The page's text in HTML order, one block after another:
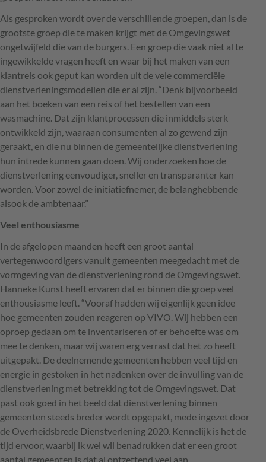
Als gesproken wordt over de verschillende groepen, dan is de
grootste groep die te maken krijgt met de Omgevingswet
ongetwijfeld die van de burgers. Een groep die vaak niet al te
ingewikkelde vragen heeft en waar bij het maken van een
klantreis ook geput kan worden uit de vele commerciële
dienstverleningsmodellen die er al zijn. “Denk bijvoorbeeld
aan het boeken van een reis of het bestellen van een
wasmachine. Dat zijn klantprocessen die inmiddels sterk
ontwikkeld zijn, waaraan consumenten al zo gewend zijn
geraakt, en die nu binnen de gemeentelijke dienstverlening
hun intrede kunnen gaan doen. Wij onderzoeken hoe de
dienstverlening eenvoudiger, sneller en transparanter kan
worden. Voor zowel de initiatiefnemer, de belanghebbende
alsook de ambtenaar.”
Veel enthousiasme
In de afgelopen maanden heeft een groot aantal
vertegenwoordigers vanuit gemeenten meegedacht met de
vormgeving van de dienstverlening rond de Omgevingswet.
Hanneke Kunst heeft ervaren dat er binnen die groep veel
enthousiasme leeft. “Vooraf hadden wij eigenlijk geen idee
hoe gemeenten zouden reageren op VIVO. Wij hebben een
oproep gedaan om te inventariseren of er behoefte was om
mee te denken, maar wij waren erg verrast dat het zo heeft
uitgepakt. De deelnemende gemeenten hebben veel tijd en
energie in gestoken in het nadenken over de invulling van de
dienstverlening met betrekking tot de Omgevingswet. Dat
past ook goed in het beeld dat dienstverlening binnen
gemeenten steeds breder wordt opgepakt, mede ingezet door
de Overheidsbrede Dienstverlening 2020. Kennelijk is het de
tijd ervoor, waarbij ik wel wil benadrukken dat er een groot
aantal gemeenten is dat al ontzettend veel aan